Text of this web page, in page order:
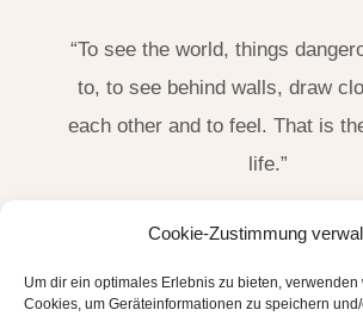
Cookie-Zustimmung
Um dir ein optimales Erlebnis zu bieten,
Cookies, um Geräteinformationen zu speichern
“To see the world, things
to, to see behind walls, draw
each other and to feel. That is
life.”
(1894-1961)